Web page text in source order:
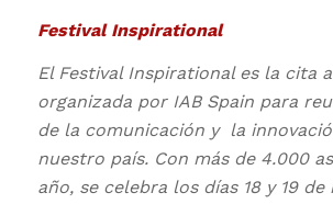
Festival Inspirational
El Festival Inspirational es la cita
organizada por IAB Spain para
de la comunicación y la
nuestro país. Con más de 4.000
año, se celebra los días 18 y 19